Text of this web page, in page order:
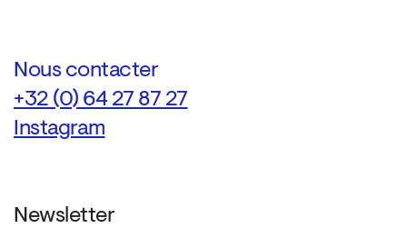
Nous contacter
+32 (0) 64 27 87 27
Instagram
Newsletter